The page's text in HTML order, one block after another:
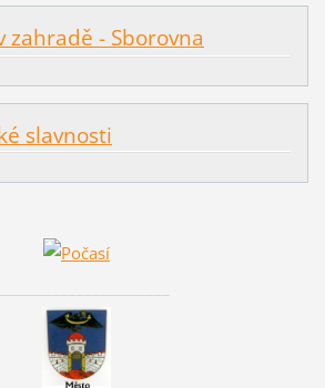
zahradě - Sborovna
slavnosti